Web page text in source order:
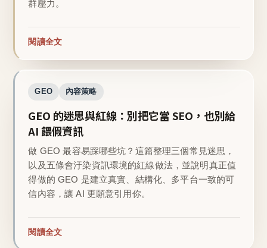
群壓力。
閱讀全文
GEO 內容策略
GEO 的迷思與紅線：別把它當 SEO，也別給
AI 餵假資訊
做 GEO 最容易踩哪些坑？這篇整理三個常見迷思，
以及五條會汙染資訊環境的紅線做法，並說明真正值
得做的 GEO 是建立真實、結構化、多平台一致的可
信內容，讓 AI 更願意引用你。
閱讀全文